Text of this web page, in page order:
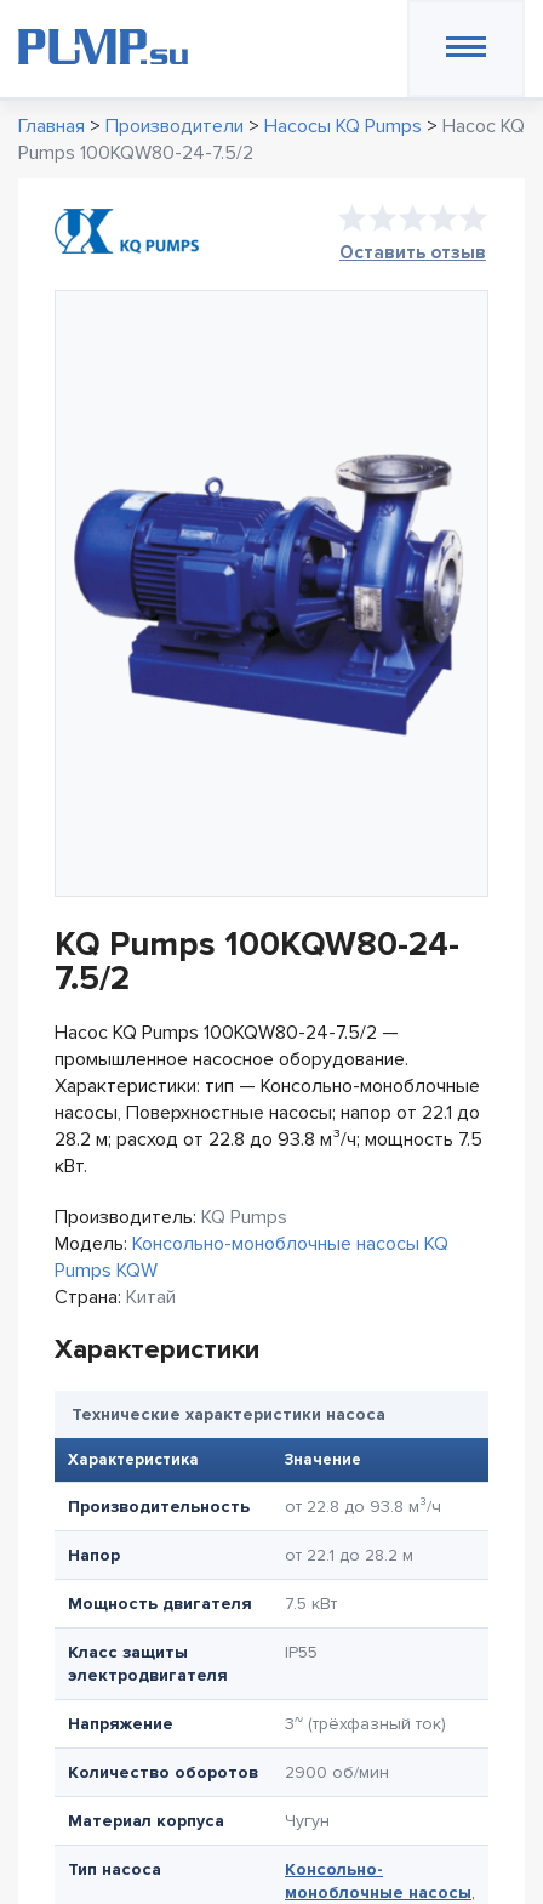
Главная > Производители > Насосы KQ Pumps > Насос KQ
Pumps 100KQW80-24-7.5/2
Оставить отзыв
KQ Pumps 100KQW80-24-
7.5/2
Насос KQ Pumps 100KQW80-24-7.5/2 —
промышленное насосное оборудование.
Характеристики: тип — Консольно-моноблочные
насосы, Поверхностные насосы; напор от 22.1 до
28.2 м; расход от 22.8 до 93.8 м³/ч; мощность 7.5
кВт.
Производитель: KQ Pumps
Модель: Консольно-моноблочные насосы KQ
Pumps KQW
Страна: Китай
Характеристики
Технические характеристики насоса
Характеристика Значение
Производительность от 22.8 до 93.8 м³/ч
Напор от 22.1 до 28.2 м
Мощность двигателя 7.5 кВт
Класс защиты
электродвигателя
IP55
Напряжение 3~ (трёхфазный ток)
Количество оборотов 2900 об/мин
Материал корпуса Чугун
Тип насоса
Консольно-
моноблочные насосы,